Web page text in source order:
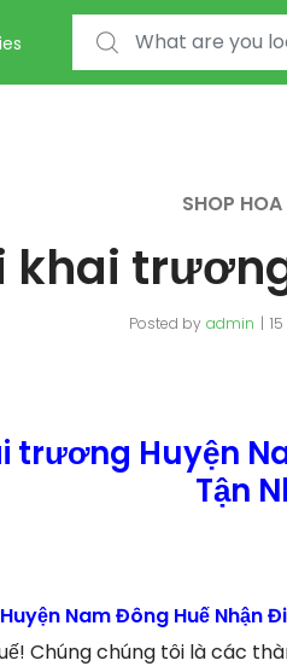
Search for:
SHOP
khai
Posted by admin
trương Huyện
Tận
Nam Đông Huế Nhận
Chúng chúng tôi là các